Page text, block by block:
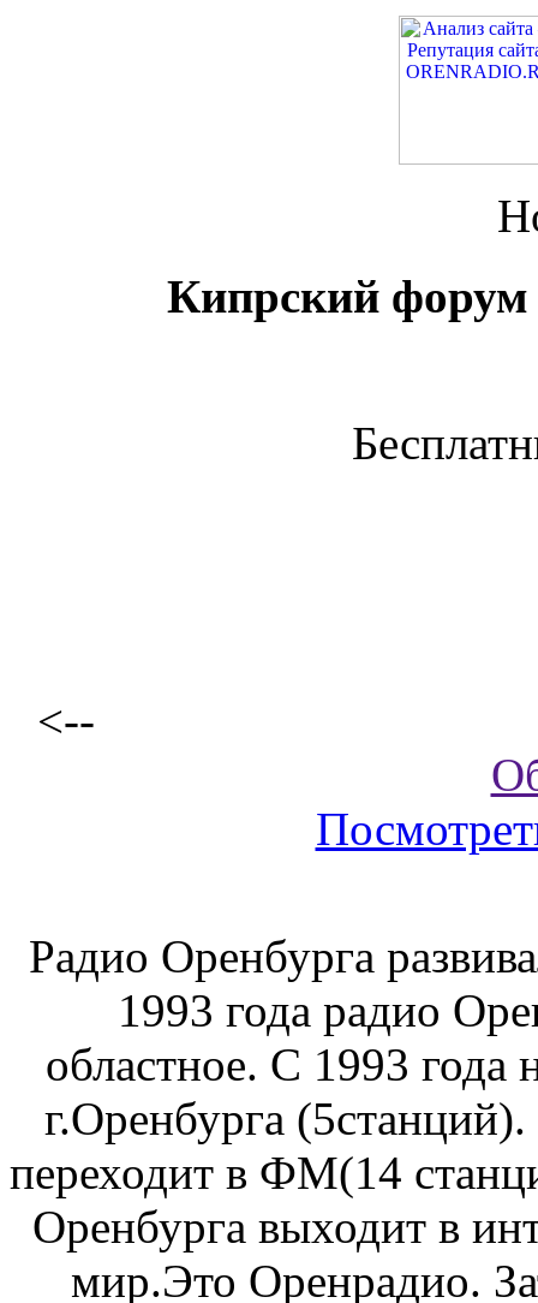
Кипрский форум
<--
Радио Оренбурга
1993 года радио
областное. С 1993
г.Оренбурга
переходит в ФМ(14
Оренбурга выходит в
мир.Это Оренрадио.